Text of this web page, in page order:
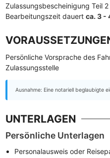
Zulassungsbescheinigung Teil
Bearbeitungszeit dauert ca. 3 -
Persönliche Vorsprache des
Zulassungsstelle
Ausnahme: Eine notariell beglaubigte
UNTERLAGEN
Persönliche Unterlagen
Personalausweis oder